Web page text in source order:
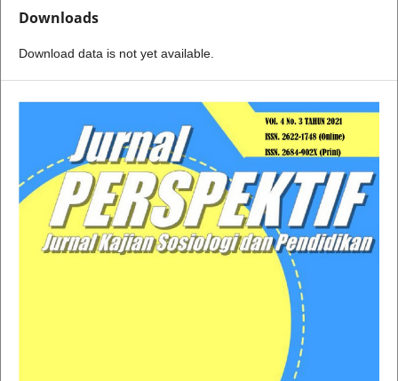
Downloads
Download data is not yet available.